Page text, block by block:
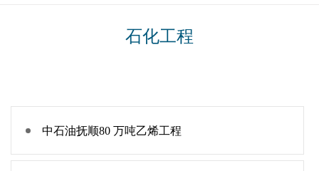
石化工程
中石油抚顺80 万吨乙烯工程